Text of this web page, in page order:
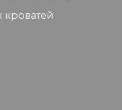
кроватей